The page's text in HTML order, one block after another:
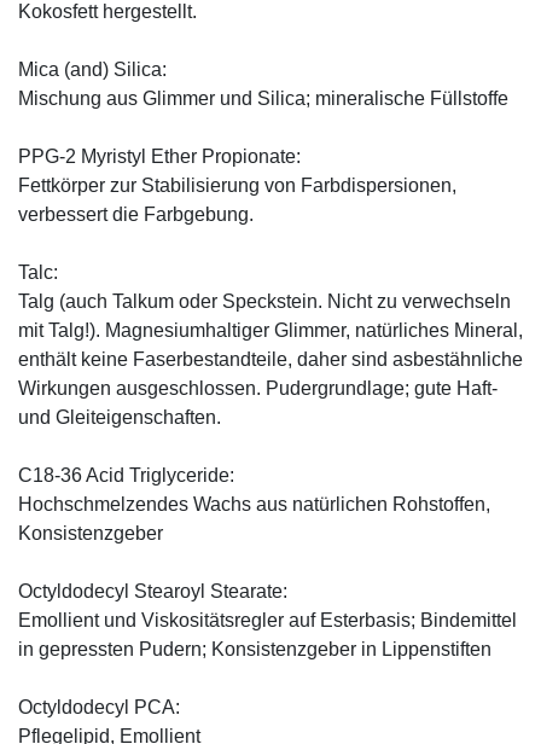
Kokosfett hergestellt.
Mica (and) Silica:
Mischung aus Glimmer und Silica; mineralische Füllstoffe
PPG-2 Myristyl Ether Propionate:
Fettkörper zur Stabilisierung von Farbdispersionen,
verbessert die Farbgebung.
Talc:
Talg (auch Talkum oder Speckstein. Nicht zu verwechseln
mit Talg!). Magnesiumhaltiger Glimmer, natürliches Mineral,
enthält keine Faserbestandteile, daher sind asbestähnliche
Wirkungen ausgeschlossen. Pudergrundlage; gute Haft-
und Gleiteigenschaften.
C18-36 Acid Triglyceride:
Hochschmelzendes Wachs aus natürlichen Rohstoffen,
Konsistenzgeber
Octyldodecyl Stearoyl Stearate:
Emollient und Viskositätsregler auf Esterbasis; Bindemittel
in gepressten Pudern; Konsistenzgeber in Lippenstiften
Octyldodecyl PCA:
Pflegelipid, Emollient